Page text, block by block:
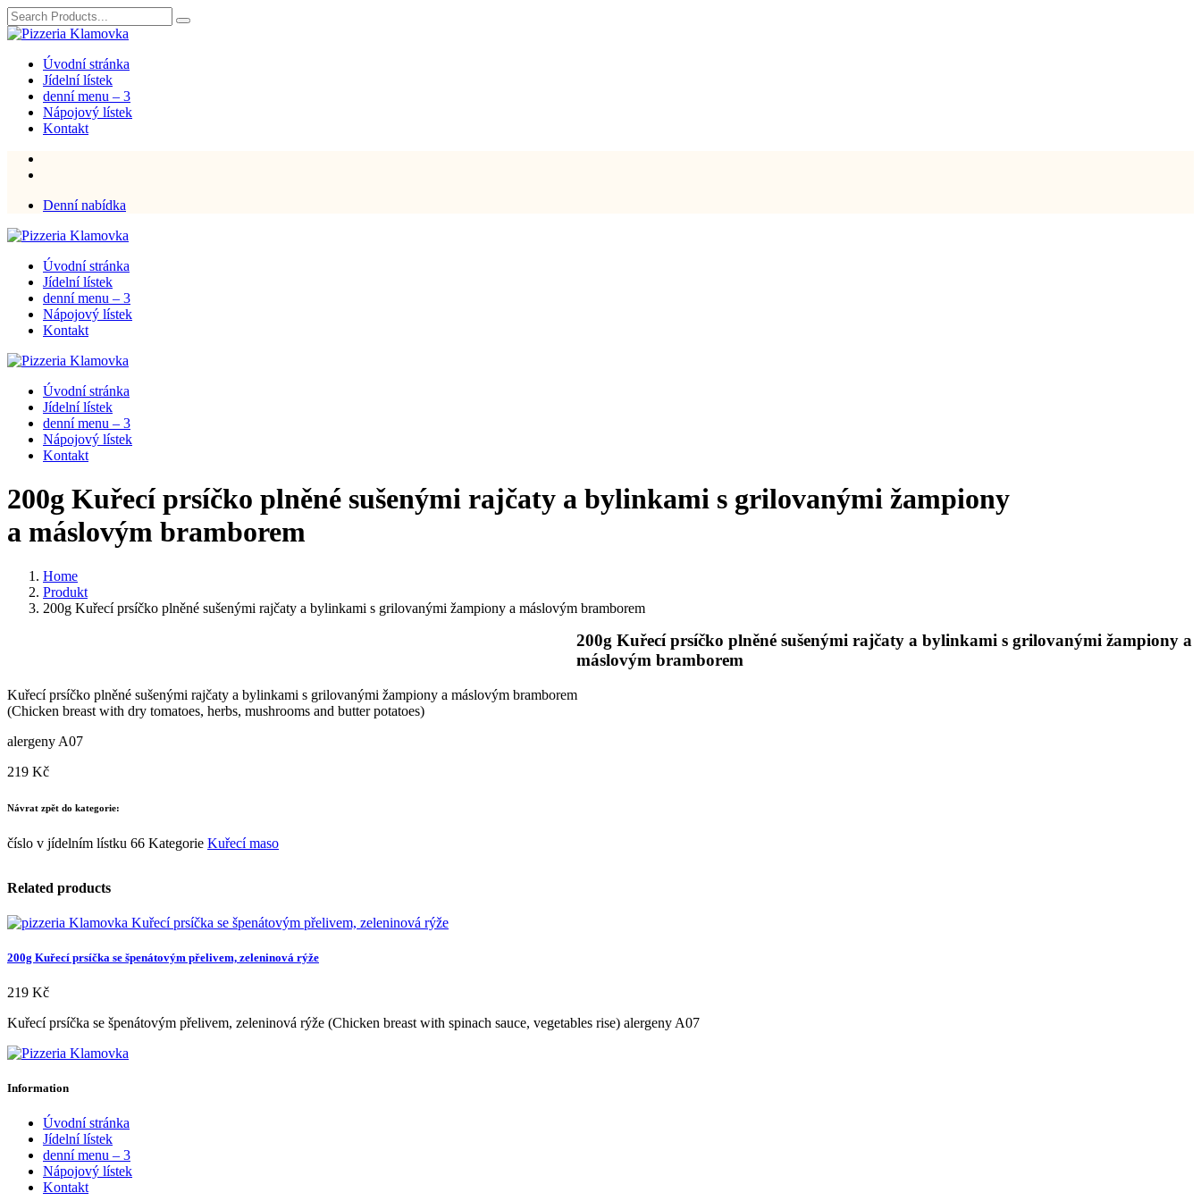
Úvodní stránka
Jídelní lístek
denní menu – 3
Nápojový lístek
Kontakt
Denní nabídka
Úvodní stránka
Jídelní lístek
denní menu – 3
Nápojový lístek
Kontakt
Úvodní stránka
Jídelní lístek
denní menu – 3
Nápojový lístek
Kontakt
200g Kuřecí prsíčko plněné sušenými rajčaty a bylinkami s grilovanými žampiony
a máslovým bramborem
Home
Produkt
200g Kuřecí prsíčko plněné sušenými rajčaty a bylinkami s grilovanými žampiony a máslovým bramborem
200g Kuřecí prsíčko plněné sušenými rajčaty a bylinkami s grilovanými žampiony a
máslovým bramborem
Kuřecí prsíčko plněné sušenými rajčaty a bylinkami s grilovanými žampiony a máslovým bramborem
(Chicken breast with dry tomatoes, herbs, mushrooms and butter potatoes)
alergeny A07
219 Kč
Návrat zpět do kategorie:
číslo v jídelním lístku 66 Kategorie Kuřecí maso
Related products
200g Kuřecí prsíčka se špenátovým přelivem, zeleninová rýže
219 Kč
Kuřecí prsíčka se špenátovým přelivem, zeleninová rýže (Chicken breast with spinach sauce, vegetables rise) alergeny A07
Information
Úvodní stránka
Jídelní lístek
denní menu – 3
Nápojový lístek
Kontakt